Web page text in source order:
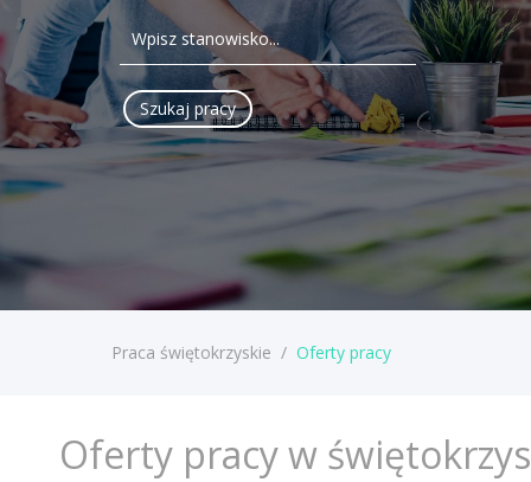
Praca świętokrzyskie / Oferty pracy
Oferty pracy w